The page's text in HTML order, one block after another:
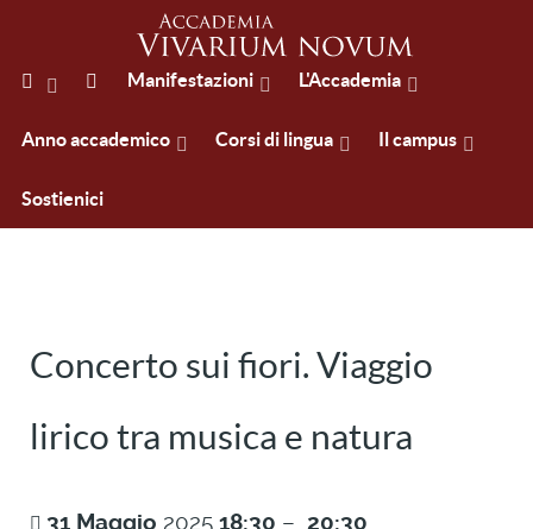
Manifestazioni L'Accademia
Anno accademico Corsi di lingua Il campus
Sostienici
Concerto sui fiori. Viaggio
lirico tra musica e natura
31 Maggio 2025 18:30 – 20:30